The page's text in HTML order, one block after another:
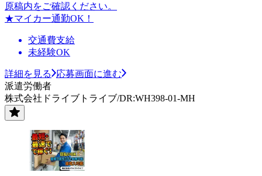
原稿内をご確認ください。
★マイカー通勤OK！
交通費支給
未経験OK
詳細を見る
応募画面に進む
派遣労働者
株式会社ドライブトライブ/DR:WH398-01-MH